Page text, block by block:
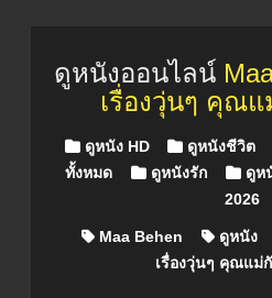
ดูหนังออนไลน์
เรื่องวุ่นๆ คุณ
Posted in
ดูหนัง HD ดูหนังชีวิต
ทั้งหมด
ดูหนังรัก ดูหนั
2026
Maa Behen ดูหนัง
เรื่องวุ่นๆ คุณแม่